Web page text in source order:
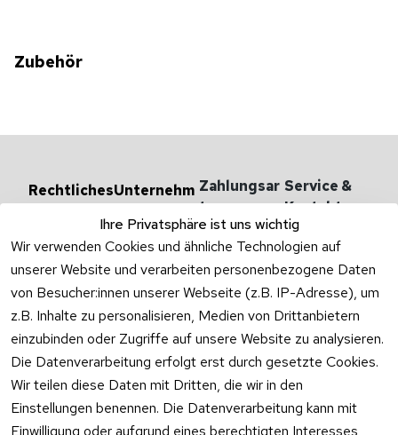
Zubehör
Ihre Privatsphäre ist uns wichtig
Wir verwenden Cookies und ähnliche Technologien auf
unserer Website und verarbeiten personenbezogene Daten
von Besucher:innen unserer Webseite (z.B. IP-Adresse), um
z.B. Inhalte zu personalisieren, Medien von Drittanbietern
einzubinden oder Zugriffe auf unsere Website zu analysieren.
Die Datenverarbeitung erfolgt erst durch gesetzte Cookies.
Wir teilen diese Daten mit Dritten, die wir in den
Einstellungen benennen. Die Datenverarbeitung kann mit
Einwilligung oder aufgrund eines berechtigten Interesses
Rechtliches
Impressum
Datenschutzer
klärung
Widerrufsrecht
Vertrag
widerrufen
Unternehm
en
Versandarten
& -kosten
Ab- und
Überlaufgarnit
uren
Zahlungsar
ten
Versandpar
tner
Service &
Kontakt
Haben
Rufen Sie
oder
Sie per